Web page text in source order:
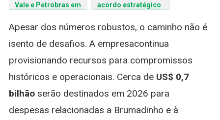
Vale e Petrobras em
acordo estratégico
na Índia
Apesar dos números robustos, o caminho não é
isento de desafios. A empresacontinua
provisionando recursos para compromissos
históricos e operacionais. Cerca de US$ 0,7
bilhãoserão destinados em 2026 para
despesas relacionadas a Brumadinho e à